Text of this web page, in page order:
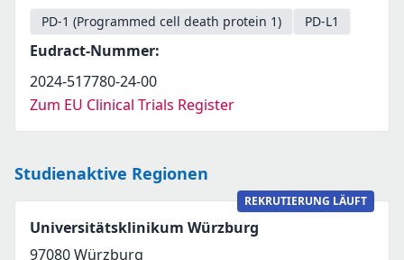
PD-1 (Programmed cell death protein 1) PD-L1
Eudract-Nummer:
2024-517780-24-00
Zum EU Clinical Trials Register
Studienaktive Regionen
REKRUTIERUNG LÄUFT
Universitätsklinikum Würzburg
97080Würzburg